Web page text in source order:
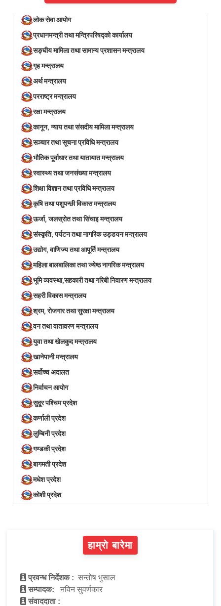
लोक सेवा आयोग
प्रधानमन्त्री तथा मन्त्रिपरिषद्को कार्यालय
सङ्घीय मामिला तथा सामान्य प्रशासन मन्त्रालय
गृह मन्त्रालय
अर्थ मन्त्रालय
परराष्ट्र मन्त्रालय
रक्षा मन्त्रालय
कानून, न्याय तथा संसदीय मामिला मन्त्रालय
सञ्‍चार तथा सूचना प्रविधि मन्त्रालय
भौतिक पूर्वाधार तथा यातायात मन्त्रालय
स्वास्थ्य तथा जनसंख्या मन्त्रालय
शिक्षा विज्ञान तथा प्रविधि मन्त्रालय
कृषि तथा पशुपन्छी विकास मन्त्रालय
ऊर्जा, जलस्रोत तथा सिंचाइ मन्त्रालय
संस्कृति, पर्यटन तथा नागरिक उड्डयन मन्त्रालय
उद्योग, वाणिज्य तथा आपूर्ति मन्त्रालय
महिला बालबालिका तथा ज्येष्ठ नागरिक मन्त्रालय
भूमि व्यवस्था,सहकारी तथा गरिबी निवारण मन्त्रालय
सहरी विकास मन्त्रालय
श्रम, रोजगार तथा सुरक्षा मन्त्रालय
वन तथा वातावरण मन्त्रालय
युवा तथा खेलकुद मन्त्रालय
खानेपानी मन्त्रालय
सर्वोच्च अदालत
निर्वाचन आयोग
सुदूर पश्चिम प्रदेश
कर्णाली प्रदेश
लुम्बिनी प्रदेश
गण्डकी प्रदेश
बागमती प्रदेश
मधेश प्रदेश
कोशी प्रदेश
हाम्रो बारेमा
प्रवन्ध निर्देशक : सन्तोष भुसाल
सम्पादक:
नविन सुवर्णकार
संवाददाता :